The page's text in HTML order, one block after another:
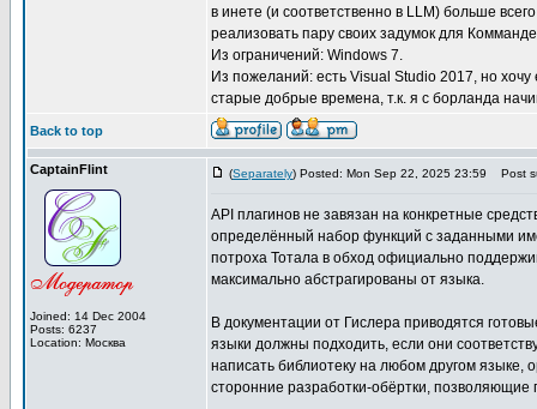
в инете (и соответственно в LLM) больше
реализовать пару своих задумок для
Из ограничений: Windows 7.
Из пожеланий: есть Visual Studio 2017, но
старые добрые времена, т.к. я с борланда
Back to top
CaptainFlint
Joined: 14 Dec 2004
Posts: 6237
Location: Москва
(Separately) Posted: Mon Sep 22, 2025 23:59 Post
API плагинов не завязан на конкретные
определённый набор функций с заданными
потроха Тотала в обход официально
максимально абстрагированы от языка.
В документации от Гислера приводятся
языки должны подходить, если они
написать библиотеку на любом другом языке,
сторонние разработки-обёртки,